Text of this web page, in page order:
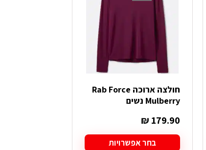
לבחור
האפשרויות
בעמוד
המוצר
חולצה ארוכה Rab Force
Mulberry נשים
₪ 179.90
בחר אפשרויות